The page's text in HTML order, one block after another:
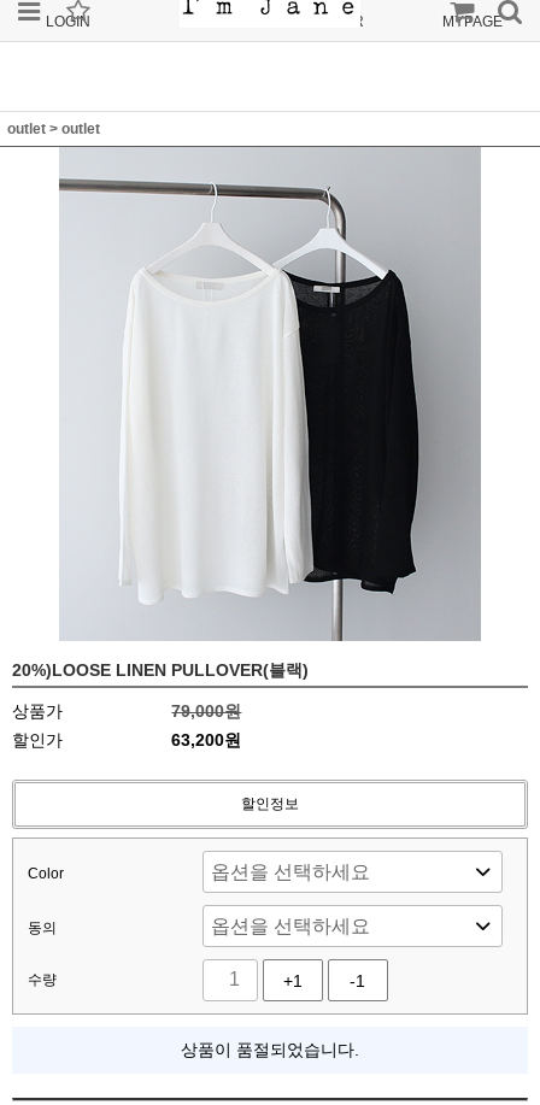
LOGIN ORDER MYPAGE
outlet > outlet
20%)LOOSE LINEN PULLOVER(블랙)
상품가
79,000원
할인가
63,200원
할인정보
Color
동의
수량 +1 -1
상품이 품절되었습니다.